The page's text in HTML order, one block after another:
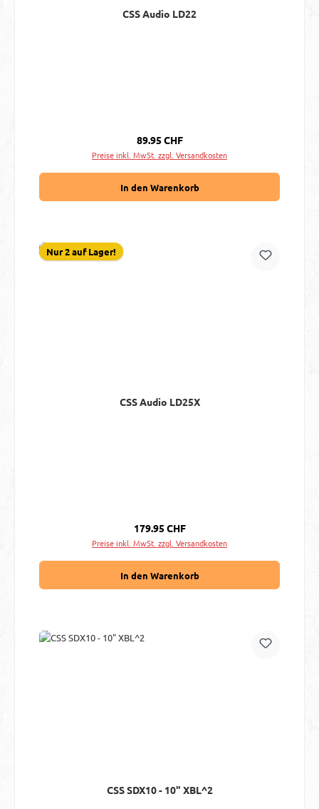
CSS Audio LD22
Regulärer Preis:
89.95 CHF
Preise inkl. MwSt. zzgl. Versandkosten
In den Warenkorb
Nur 2 auf Lager!
CSS Audio LD25X
Regulärer Preis:
179.95 CHF
Preise inkl. MwSt. zzgl. Versandkosten
In den Warenkorb
CSS SDX10 - 10" XBL^2